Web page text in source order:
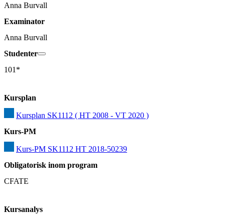
Anna Burvall
Examinator
Anna Burvall
Studenter
101*
Kursplan
Kursplan SK1112 ( HT 2008 - VT 2020 )
Kurs-PM
Kurs-PM SK1112 HT 2018-50239
Obligatorisk inom program
CFATE
Kursanalys